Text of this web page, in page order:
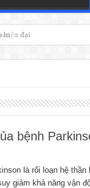
hiện đại
bệnh
là rối loạn hệ
giảm khả năng vận